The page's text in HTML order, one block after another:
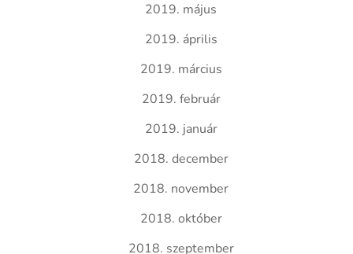
2019. május
2019. április
2019. március
2019. február
2019. január
2018. december
2018. november
2018. október
2018. szeptember